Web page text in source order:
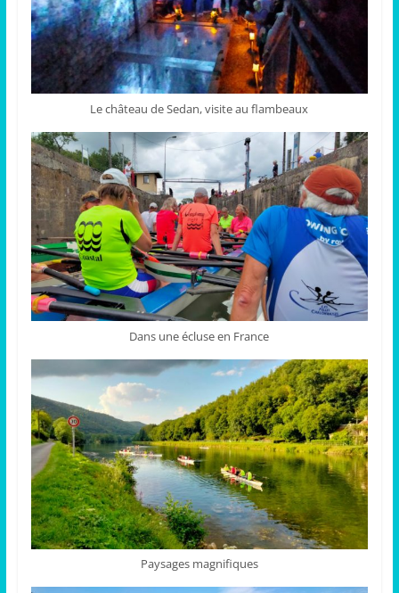
Le château de Sedan, visite au flambeaux
Dans une écluse en France
Paysages magnifiques